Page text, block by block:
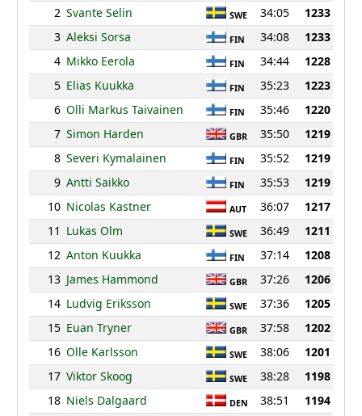
2 Svante Selin SWE 34:05
1233
3 Aleksi Sorsa FIN 34:08
1233
4 Mikko Eerola FIN 34:44
1228
5 Elias Kuukka FIN 35:23
1223
6 Olli Markus Taivainen FIN 35:46
1220
7 Simon Harden GBR 35:50
1219
8 Severi Kymalainen FIN 35:52
1219
9 Antti Saikko FIN 35:53
1219
10 Nicolas Kastner AUT 36:07
1217
11 Lukas Olm SWE 36:49
1211
12 Anton Kuukka FIN 37:14
1208
13 James Hammond GBR 37:26
1206
14 Ludvig Eriksson SWE 37:36
1205
15 Euan Tryner GBR 37:58
1202
16 Olle Karlsson SWE 38:06
1201
17 Viktor Skoog SWE 38:28
1198
18 Niels Dalgaard DEN 38:51
1194